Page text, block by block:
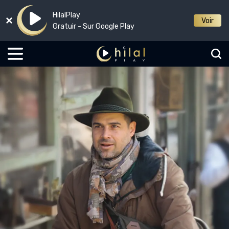
HilalPlay
Gratuir - Sur Google Play
Voir